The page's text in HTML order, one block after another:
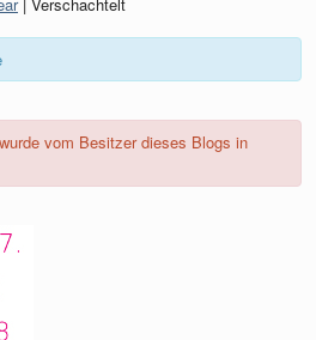
vom Besitzer dieses Blogs in